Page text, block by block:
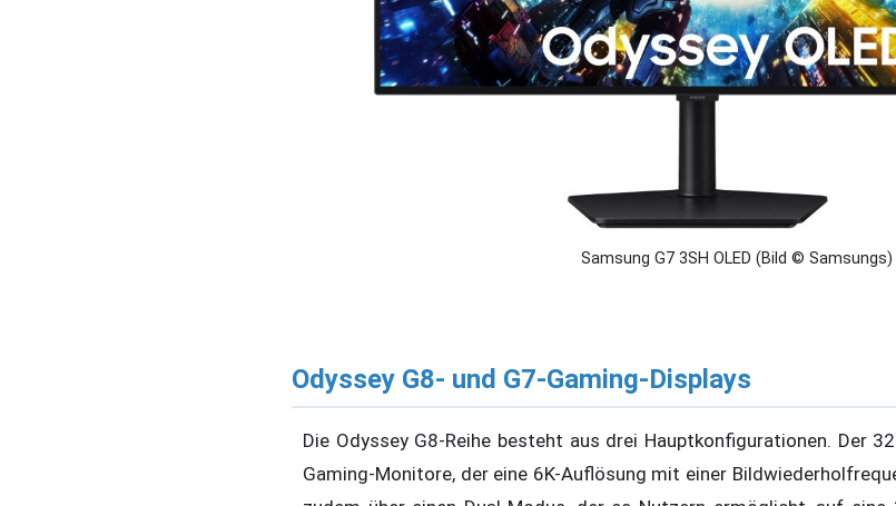
Samsung G7 3SH OLED (Bild © Samsungs)
Odyssey G8- und G7-Gaming-Displays
Die Odyssey G8-Reihe besteht aus drei Hauptkonfigurationen. Der
Gaming-Monitore, der eine 6K-Auflösung mit einer